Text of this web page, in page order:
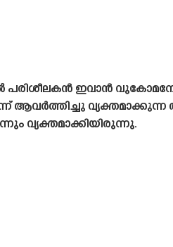
പരിശീലകൻ ഇവാൻ
ആവർത്തിച്ചു
വ്യക്തമാക്കിയിരുന്നു.